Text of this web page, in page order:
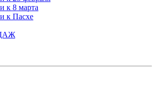
к 8 марта
к Пасхе